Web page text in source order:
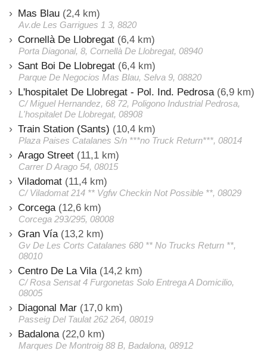
Mas Blau (2,4 km)
Av.de Les Garrigues 1 3, 8820
Cornellà De Llobregat (6,4 km)
Porta Diagonal, 8, Cornellà De Llobregat, 08940
Sant Boi De Llobregat (6,4 km)
Parque De Negocios Mas Blau, Selva 9, 08820
L'hospitalet De Llobregat - Pol. Ind. Pedrosa (6,9 km)
C/ Miguel Hernandez, 68 72, Poligono Industrial Pedrosa,
L'hospitalet De Llobregat, 08908
Train Station (Sants) (10,4 km)
Plaza Paises Catalanes S/n ***no Truck Return***, 08014
Arago Street (11,1 km)
Carrer D Arago 54, 08015
Viladomat (11,4 km)
C/ Viladomat 214 ** Vgfw Checkin Not Possible **, 08029
Corcega (12,6 km)
Corcega 293/295, 08008
Gran Vía (13,2 km)
Gv De Les Corts Catalanes 680 ** No Trucks Return **,
08010
Centro De La Vila (14,2 km)
C/ Rosa Sensat 4 Furgonetas Solo Entrega A Domicilio,
08005
Diagonal Mar (17,0 km)
Passeig Del Taulat 262 264, 08019
Badalona (22,0 km)
Marques De Montroig 88 B, Badalona, 08912